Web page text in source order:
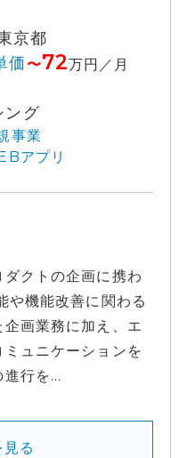
京都
価 〜72万円／月
ング
事業
アプリ
クトの企画に携わ
や機能改善に関わる
画業務に加え、エ
ュニケーションを
行を...
る